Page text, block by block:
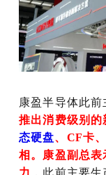
康盈半导体此
推出消费级别的
态硬盘、CF卡、
相。康盈副总
力 ，此前主要